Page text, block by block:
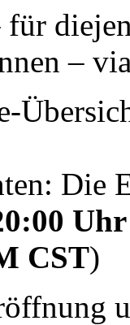
für
–
Die
CST)